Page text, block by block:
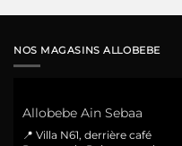
NOS MAGASINS ALLOBEBE
Allobebe Ain Sebaa
📍 Villa N61, derrière café